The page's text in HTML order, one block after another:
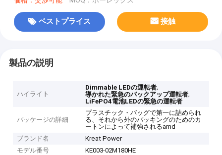
ベストプライス 接触
製品の説明
ハイライト
Dimmable LEDの運転者,
導かれた緊急のバックアップ運転者,
LiFePO4電池LEDの緊急の運転者
パッケージの詳細
プラスチック・バッグで第一に詰められ
る、それから外のパッキングのためのカ
ートンによって補強されるamd
ブランド名
Kreat Power
モデル番号
KE003-02M180HE